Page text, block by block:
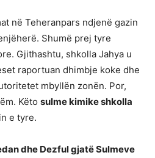
në Teheranpars ndjenë gazin
Shumë prej tyre
Gjithashtu, shkolla Jahya u
raportuan dhimbje koke dhe
mbyllën zonën. Por,
Këto sulme kimike shkolla
e tyre.
dhe Dezful gjatë Sulmeve